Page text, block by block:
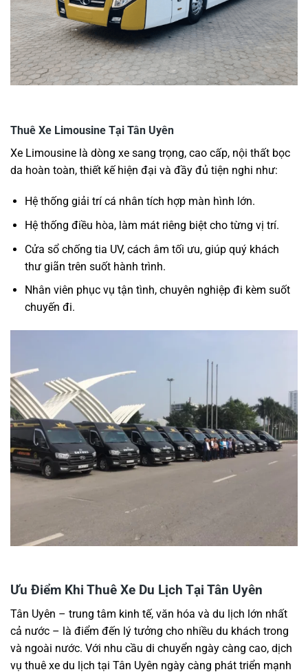
Thuê Xe Limousine Tại Tân Uyên
Xe Limousine là dòng xe sang trọng, cao cấp, nội thất bọc
da hoàn toàn, thiết kế hiện đại và đầy đủ tiện nghi như:
Hệ thống giải trí cá nhân tích hợp màn hình lớn.
Hệ thống điều hòa, làm mát riêng biệt cho từng vị trí.
Cửa sổ chống tia UV, cách âm tối ưu, giúp quý khách
thư giãn trên suốt hành trình.
Nhân viên phục vụ tận tình, chuyên nghiệp đi kèm suốt
chuyến đi.
Ưu Điểm Khi Thuê Xe Du Lịch Tại Tân Uyên
Tân Uyên – trung tâm kinh tế, văn hóa và du lịch lớn nhất
cả nước – là điểm đến lý tưởng cho nhiều du khách trong
và ngoài nước. Với nhu cầu di chuyển ngày càng cao, dịch
vụ thuê xe du lịch tại Tân Uyên ngày càng phát triển mạnh